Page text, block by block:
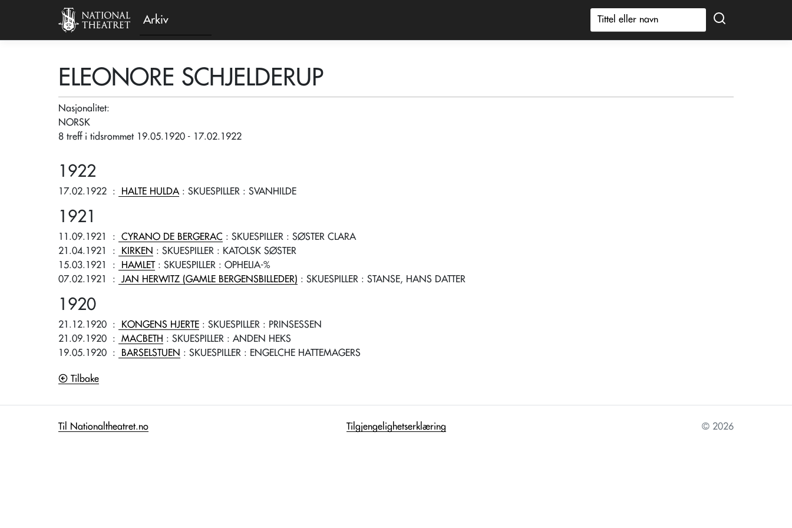
Arkiv
ELEONORE SCHJELDERUP
Nasjonalitet:
NORSK
8 treff i tidsrommet 19.05.1920 - 17.02.1922
1922
17.02.1922 : HALTE HULDA : SKUESPILLER : SVANHILDE
1921
11.09.1921 : CYRANO DE BERGERAC : SKUESPILLER : SØSTER CLARA
21.04.1921
: KIRKEN : SKUESPILLER : KATOLSK SØSTER
15.03.1921
: HAMLET: SKUESPILLER : OPHELIA-%
07.02.1921
: JAN HERWITZ (GAMLE BERGENSBILLEDER) : SKUESPILLER : STANSE, HANS DATTER
1920
21.12.1920 : KONGENS HJERTE : SKUESPILLER : PRINSESSEN
21.09.1920 : MACBETH : SKUESPILLER : ANDEN HEKS
19.05.1920 : BARSELSTUEN : SKUESPILLER : ENGELCHE HATTEMAGERS
Tilbake
Til Nationaltheatret.no Tilgjengelighetserklæring © 2026